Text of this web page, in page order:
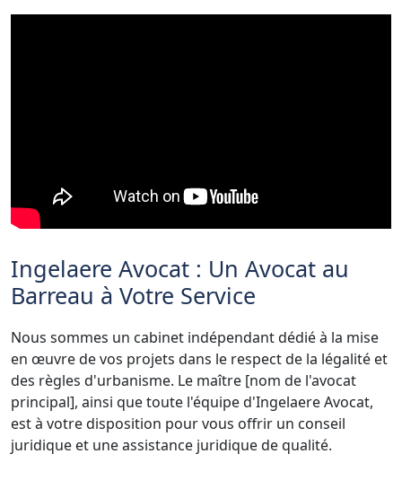
Ingelaere Avocat : Un Avocat au
Barreau à Votre Service
Nous sommes un cabinet indépendant dédié à la mise
en œuvre de vos projets dans le respect de la légalité et
des règles d'urbanisme. Le maître [nom de l'avocat
principal], ainsi que toute l'équipe d'Ingelaere Avocat,
est à votre disposition pour vous offrir un conseil
juridique et une assistance juridique de qualité.